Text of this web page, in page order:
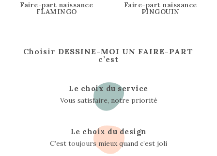
Faire-part naissance
FLAMINGO
Faire-part naissance
PINGOUIN
Choisir DESSINE-MOI UN FAIRE-PART
c’est
Le choix du service
Vous satisfaire, notre priorité
Le choix du design
C’est toujours mieux quand c’est joli